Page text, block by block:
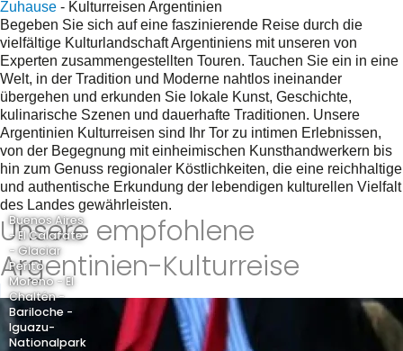
Zuhause - Kulturreisen Argentinien
Begeben Sie sich auf eine faszinierende Reise durch die
vielfältige Kulturlandschaft Argentiniens mit unseren von
Experten zusammengestellten Touren. Tauchen Sie ein in eine
Welt, in der Tradition und Moderne nahtlos ineinander
übergehen und erkunden Sie lokale Kunst, Geschichte,
kulinarische Szenen und dauerhafte Traditionen. Unsere
Argentinien Kulturreisen sind Ihr Tor zu intimen Erlebnissen,
von der Begegnung mit einheimischen Kunsthandwerkern bis
hin zum Genuss regionaler Köstlichkeiten, die eine reichhaltige
und authentische Erkundung der lebendigen kulturellen Vielfalt
des Landes gewährleisten.
Unsere empfohlene
Argentinien-Kulturreise
Buenos Aires
- El Calafate
- Glaciar
Perito
Moreno - El
Chaltén -
Bariloche -
Iguazu-
Nationalpark